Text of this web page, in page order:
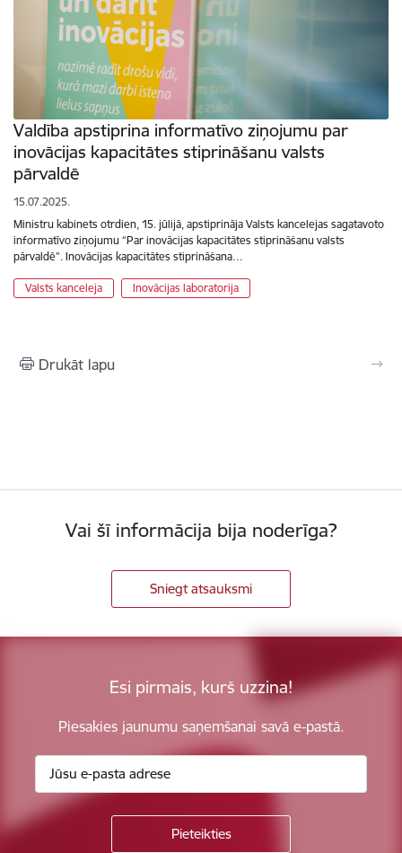
Valdība apstiprina informatīvo ziņojumu par
inovācijas kapacitātes stiprināšanu valsts
pārvaldē
15.07.2025.
Ministru kabinets otrdien, 15. jūlijā, apstiprināja Valsts kancelejas sagatavoto
informatīvo ziņojumu “Par inovācijas kapacitātes stiprināšanu valsts
pārvaldē”. Inovācijas kapacitātes stiprināšana…
Valsts kanceleja Inovācijas laboratorija
Drukāt lapu
Vai šī informācija bija noderīga?
Sniegt atsauksmi
Esi pirmais, kurš uzzina!
Piesakies jaunumu saņemšanai savā e-pastā.